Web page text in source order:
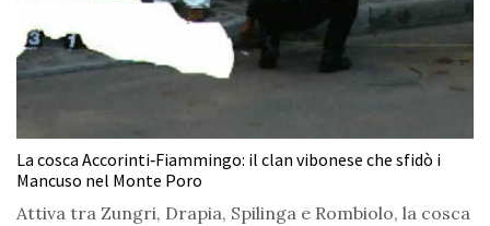
La cosca Accorinti‑Fiammingo: il clan vibonese che sfidò i
Mancuso nel Monte Poro
Attiva tra Zungri, Drapia, Spilinga e Rombiolo, la cosca